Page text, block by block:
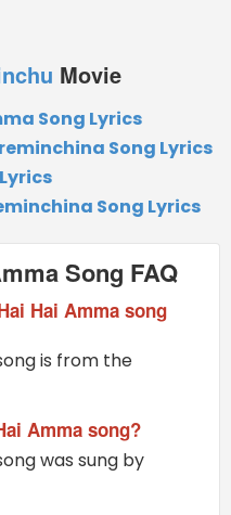
Movie
Song Lyrics
Song Lyrics
Song Lyrics
Song FAQ
Hai Amma song
is from the
Amma song?
was sung by